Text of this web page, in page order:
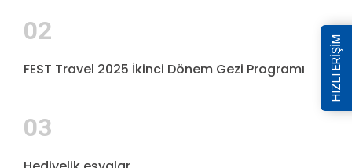
02
FEST Travel 2025 İkinci Dönem Gezi Programı
03
HIZLI ERİŞİM